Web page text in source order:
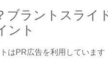
ブラントスライ
ント
はPR広告を利用しています